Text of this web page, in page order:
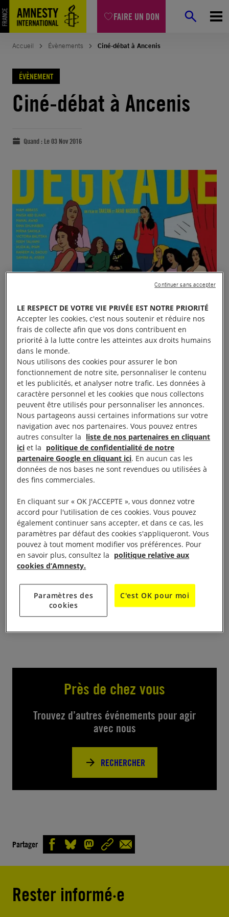
FAIRE UN DON
Accueil Évènements Ciné-débat à Ancenis
ÉVÈNEMENT
Ciné-débat à Ancenis
Quand : Le 03 Nov 2016
Soirée – débat projection du film : Dégradé
Film qui passe au crible avec humour les conditions
de la vie quotidienne dans les territoires occupés de
la Palestine. Le débat sera animé par Mme
/territoires occupés Palestine et Palestine.
jeudi 3 novembre à 20h30
Cinéma Eden 67 rue Saint-Fiacre
Contact :
amnesty.ancenis@laposte.net
Près de chez vous
Trouvez d’autres événements pour agir
avec nous
RECHERCHER
Partager
Rester informé·e
LE RESPECT DE VOTRE VIE PRIVÉE EST NOTRE PRIORITÉ
Accepter les cookies, c'est nous soutenir et réduire nos
frais de collecte afin que vos dons contribuent en
priorité à la lutte contre les atteintes aux droits humains
dans le monde.
Nous utilisons des cookies pour assurer le bon
fonctionnement de notre site, personnaliser le contenu
et les publicités, et analyser notre trafic. Les données à
caractère personnel et les cookies que nous collectons
peuvent être utilisés pour personnaliser les annonces.
Nous partageons aussi certaines informations sur votre
navigation avec nos partenaires. Vous pouvez entres
autres consulter la liste de nos partenaires en cliquant
ici et la politique de confidentialité de notre
partenaire Google en cliquant ici. En aucun cas les
données de nos bases ne sont revendues ou utilisées à
des fins commerciales.
En cliquant sur « OK J'ACCEPTE », vous donnez votre
accord pour l'utilisation de ces cookies. Vous pouvez
également continuer sans accepter, et dans ce cas, les
paramètres par défaut des cookies s'appliqueront. Vous
pouvez à tout moment modifier vos préférences. Pour
en savoir plus, consultez la politique relative aux
cookies d’Amnesty.
Paramètres des
cookies
C'est OK pour moi
Continuer sans accepter